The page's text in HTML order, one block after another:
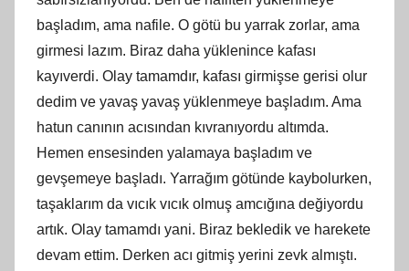
başladım, ama nafile. O götü bu yarrak zorlar, ama
girmesi lazım. Biraz daha yüklenince kafası
kayıverdi. Olay tamamdır, kafası girmişse gerisi olur
dedim ve yavaş yavaş yüklenmeye başladım. Ama
hatun canının acısından kıvranıyordu altımda.
Hemen ensesinden yalamaya başladım ve
gevşemeye başladı. Yarrağım götünde kaybolurken,
taşaklarım da vıcık vıcık olmuş amcığına değiyordu
artık. Olay tamamdı yani. Biraz bekledik ve harekete
devam ettim. Derken acı gitmiş yerini zevk almıştı.